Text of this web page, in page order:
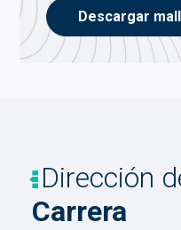
Descargar
Dirección
Carrera